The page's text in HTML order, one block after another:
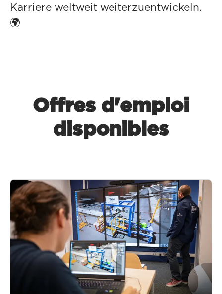
Karriere weltweit weiterzuentwickeln.
🌍
Offres d'emploi
disponibles